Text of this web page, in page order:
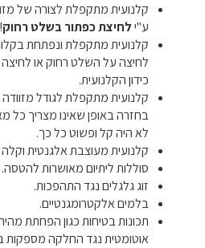
קלנועית מתקפלת לצורה של
ע"ילחיצת כפתור בשלט רחוק!
קלנועית מתקפלת ונפתחת
לחיצה על השלט רחוק או
כידון הקלנועית.
קלנועית מתקפלת לגודל
בחזרה באופן שאינו מצריך כל
לא היה קל ופשוט כל כך.
קלנועית מעוצבת אלגנטית
סוללות ליתיום מאושרות להטסה.
זוג גלגלים נגד התהפכות.
בלמים אלקטרומגנטיים.
תכונות בטיחות כגון הפחתת
אוטומטית נגד החלקה מספקות